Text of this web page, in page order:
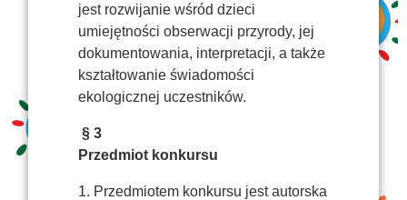
jest rozwijanie wśród dzieci
umiejętności obserwacji przyrody, jej
dokumentowania, interpretacji, a także
kształtowanie świadomości
ekologicznej uczestników.
§ 3
Przedmiot konkursu
1. Przedmiotem konkursu jest autorska